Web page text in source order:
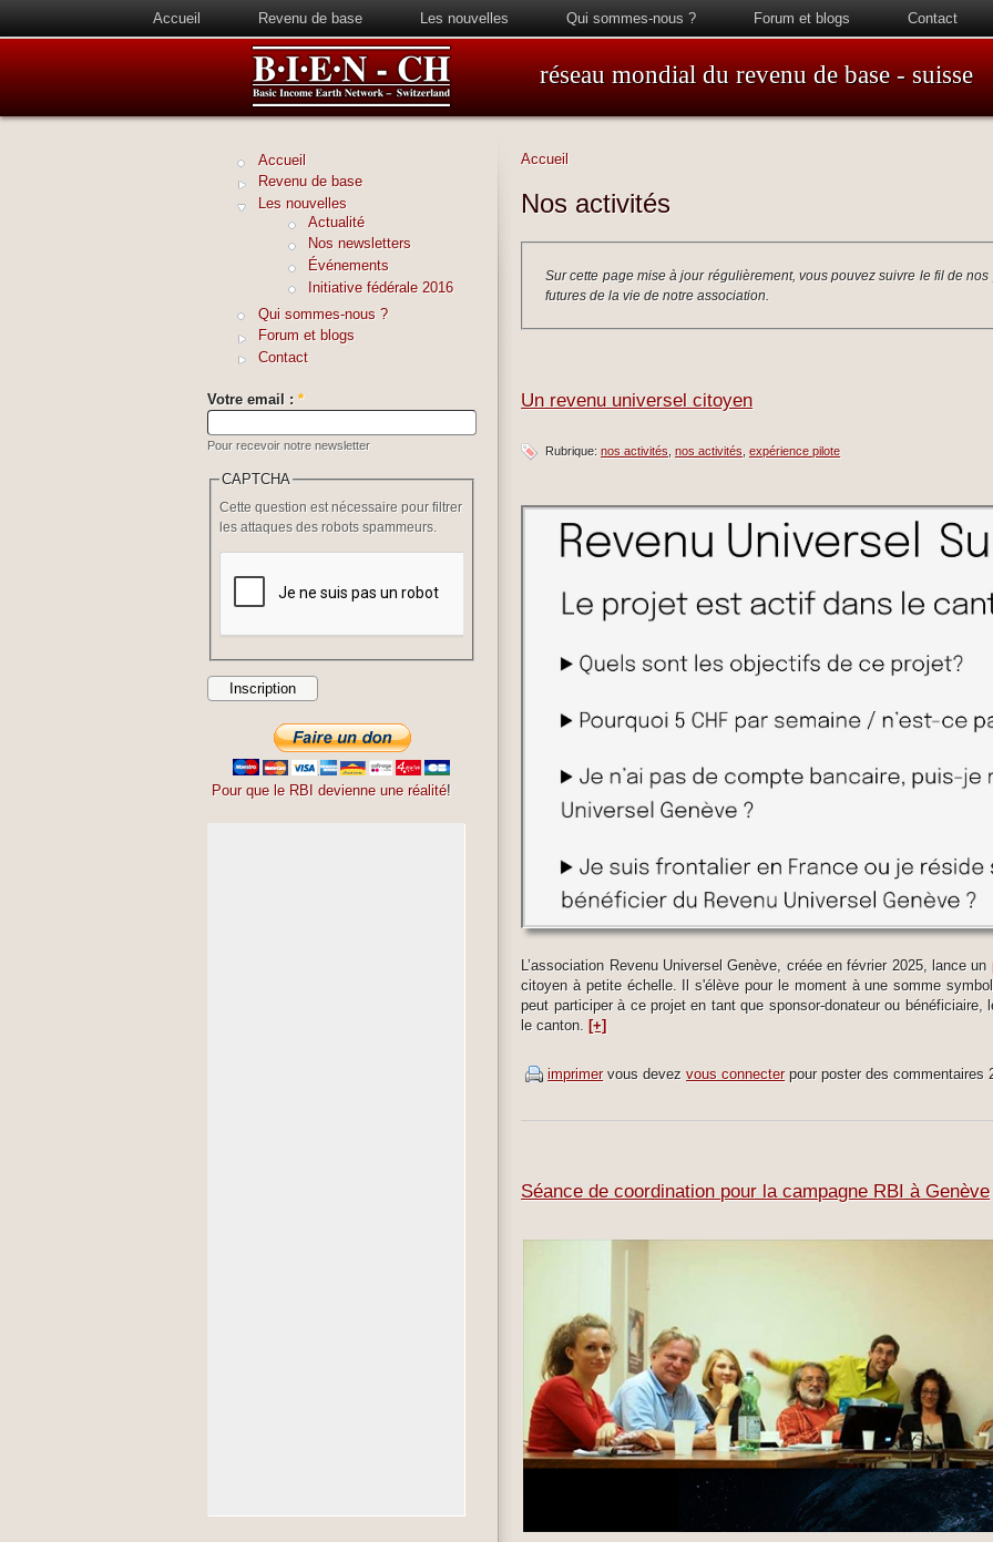
Accueil Revenu de base Les nouvelles Qui sommes-nous ? Forum et blogs Contact
réseau mondial du revenu de base - suisse
Accueil
Nos activités
Sur cette page mise à jour régulièrement, vous pouvez suivre le fil de
futures de la vie de notre association.
Un revenu universel citoyen
Rubrique:nos activités nos activités expérience pilote
​L’association Revenu Universel Genève, créée en février 2025, lance un
citoyen à petite échelle. Il s'élève pour le moment à une somme
peut participer à ce projet en tant que sponsor-donateur ou
le canton. [+]
imprimer vous devezvous connecterpour poster des commentaires
Séance de coordination pour la campagne RBI à Genève
Accueil
Revenu de base
Les nouvelles
Actualité
Nos newsletters
Événements
Initiative fédérale 2016
Qui sommes-nous ?
Forum et blogs
Contact
Votre email : *
Pour recevoir notre newsletter
CAPTCHA
Cette question est nécessaire pour filtrer
les attaques des robots spammeurs.
Pour que le RBI devienne une réalité!